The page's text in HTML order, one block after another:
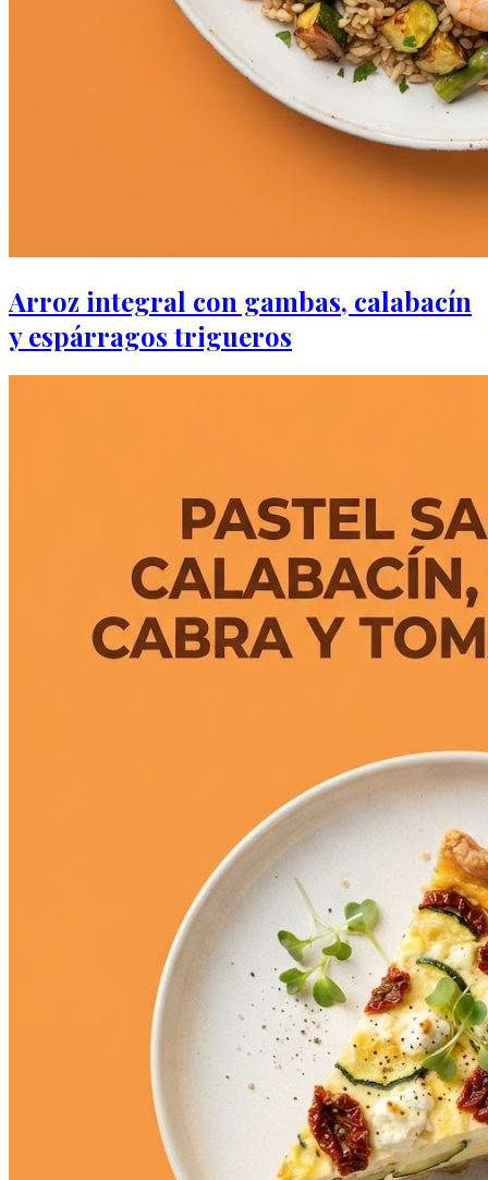
Arroz integral con gambas, calabacín
y espárragos trigueros